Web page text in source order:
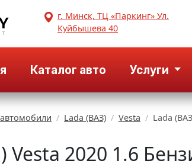
г. Минск, ТЦ «Паркинг» Ул.
Куйбышева 40
Каталог авто Услуги
Lada (ВАЗ) Vesta Lada
Vesta 2020 1.6